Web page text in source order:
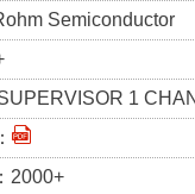
Semiconductor
1
2000+